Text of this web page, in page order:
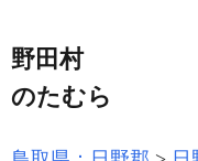
野田村
のたむら